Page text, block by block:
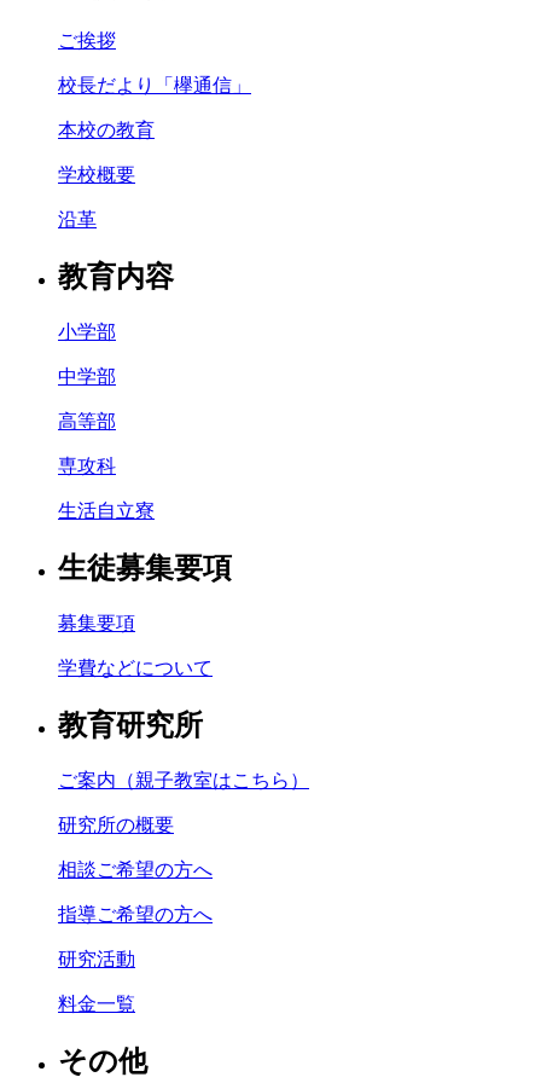
ご挨拶
校長だより「欅通信」
本校の教育
学校概要
沿革
教育内容
小学部
中学部
高等部
専攻科
生活自立寮
生徒募集要項
募集要項
学費などについて
教育研究所
ご案内（親子教室はこちら）
研究所の概要
相談ご希望の方へ
指導ご希望の方へ
研究活動
料金一覧
その他